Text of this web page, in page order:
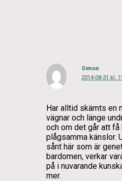
Simon
2014-08-31 kl.
Har alltid skämts en
vägnar och länge
och om det går att
plågsamma känslor.
sånt här som är
bardomen, verkar
på i nuvarande
mer.